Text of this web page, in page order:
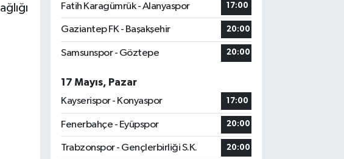
Fatih Karagümrük - Alanyaspor
17:00
Gaziantep FK - Başakşehir 20:00
Samsunspor - Göztepe 20:00
17 Mayıs, Pazar
Kayserispor - Konyaspor
17:00
Fenerbahçe - Eyüpspor 20:00
Trabzonspor - Gençlerbirliği S.K. 20:00